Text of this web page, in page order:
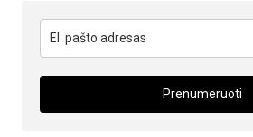
Prenumeruoti